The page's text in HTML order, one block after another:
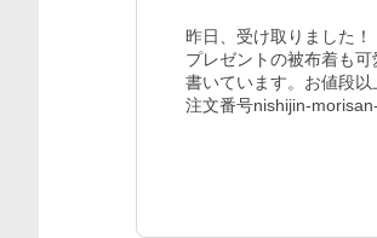
昨日、受け取りました！
プレゼントの被布着も
書いています。お値段以
注文番号nishijin-